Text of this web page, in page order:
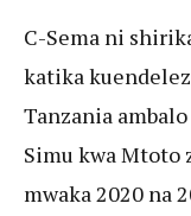
C-Sema ni
katika
Tanzania
Simu kwa Mtoto
mwaka 2020 na